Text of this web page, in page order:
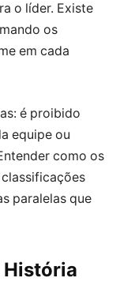
o líder. Existe
os
em cada
é proibido
equipe ou
como os
paralelas que
História